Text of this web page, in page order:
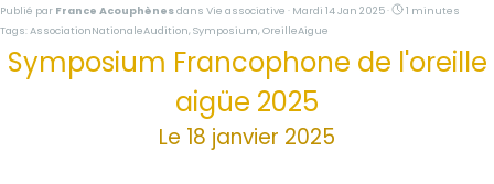
Publié par France Acouphènesdans Vie associative · Mardi 14 Jan 2025 ·
1 minutes
Tags:AssociationNationaleAudition, Symposium, OreilleAigue
Symposium Francophone de l'oreille
aigüe 2025
Le 18 janvier 2025